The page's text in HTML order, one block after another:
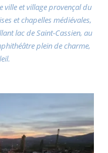
ville et village provençal du
et chapelles médiévales,
lac de Saint-Cassien, au
plein de charme,